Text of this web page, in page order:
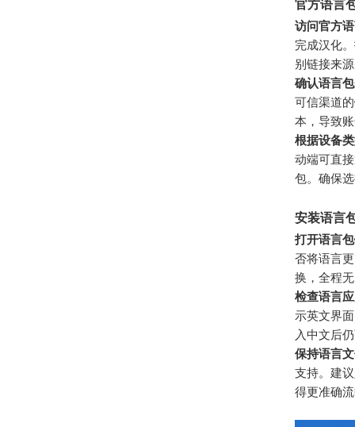
官方语言
访问官方
完成汉化
别链接来
确认语言
可信渠道
本，导致
根据设备
动端可直
包。确保
安装语言
打开语言
否将语言
换，全程
检查语言
示英文界
入中文后
保持语言
支持。建
得更准确